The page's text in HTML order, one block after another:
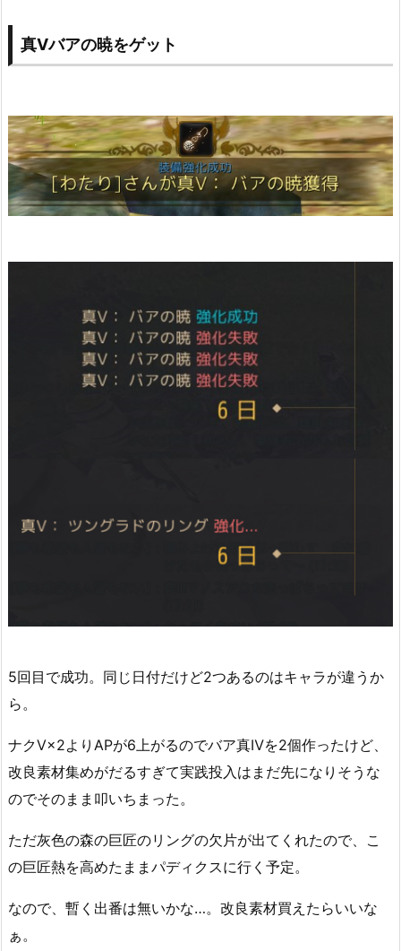
真Ⅴバアの暁をゲット
5回目で成功。同じ日付だけど2つあるのはキャラが違うか
ら。
ナクⅤ×2よりAPが6上がるのでバア真Ⅳを2個作ったけど、
改良素材集めがだるすぎて実践投入はまだ先になりそうな
のでそのまま叩いちまった。
ただ灰色の森の巨匠のリングの欠片が出てくれたので、こ
の巨匠熱を高めたままパディクスに行く予定。
なので、暫く出番は無いかな…。改良素材買えたらいいな
ぁ。